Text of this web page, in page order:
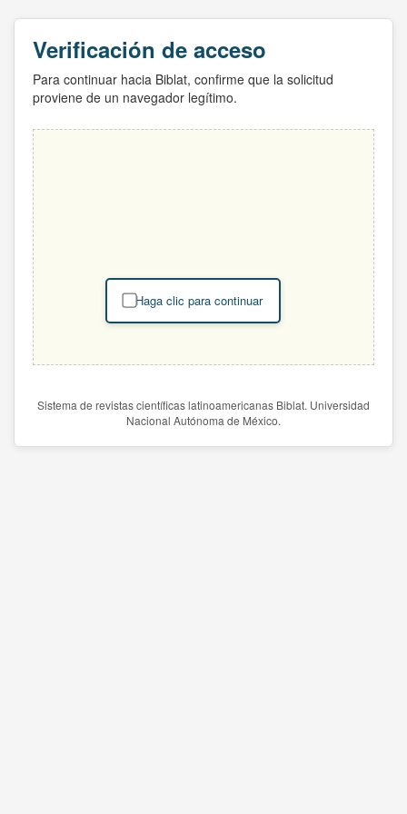
Verificación de acceso
Para continuar hacia Biblat, confirme que la solicitud
proviene de un navegador legítimo.
Haga clic para continuar
Sistema de revistas científicas latinoamericanas Biblat. Universidad
Nacional Autónoma de México.